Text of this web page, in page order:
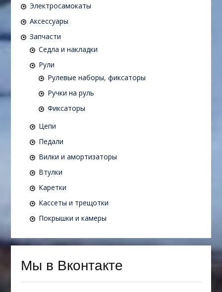
Электросамокаты
Аксессуары
Запчасти
Седла и накладки
Рули
Рулевые наборы, фиксаторы
Ручки на руль
Фиксаторы
Цепи
Педали
Вилки и амортизаторы
Втулки
Каретки
Кассеты и трещотки
Покрышки и камеры
Мы в Вконтакте